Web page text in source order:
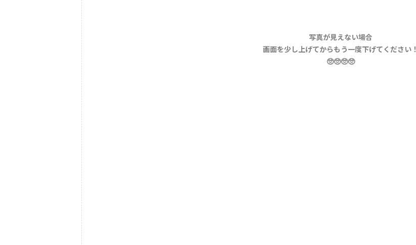
写真が見えない場合
画面を少し上げてからもう一度下げてください！
🥺🥺🥺🥺